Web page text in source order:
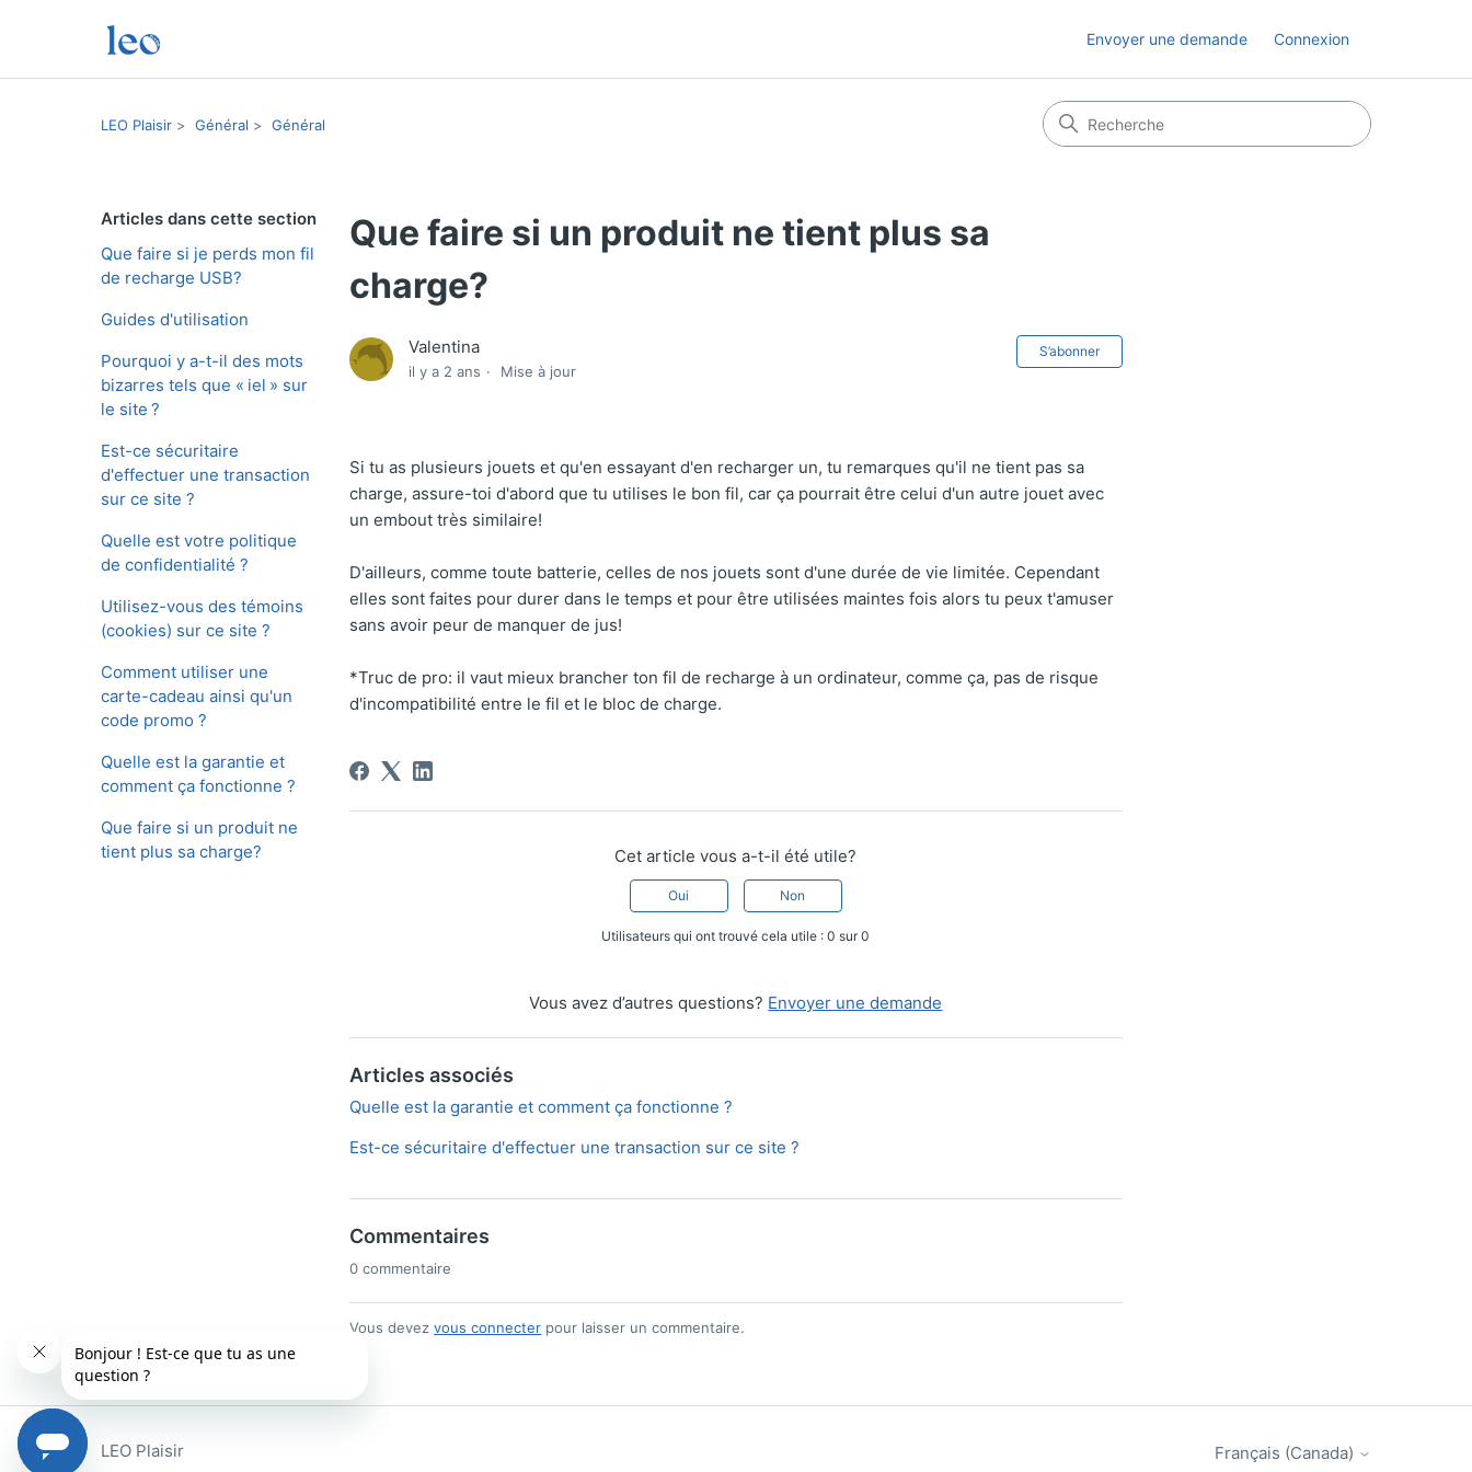
Envoyer une demande Connexion
LEO Plaisir Général Général
Articles dans cette section
Que faire si je perds mon fil
de recharge USB?
Guides d'utilisation
Pourquoi y a-t-il des mots
bizarres tels que « iel » sur
le site ?
Est-ce sécuritaire
d'effectuer une transaction
sur ce site ?
Quelle est votre politique
de confidentialité ?
Utilisez-vous des témoins
(cookies) sur ce site ?
Comment utiliser une
carte-cadeau ainsi qu'un
code promo ?
Quelle est la garantie et
comment ça fonctionne ?
Que faire si un produit ne
tient plus sa charge?
Que faire si un produit ne tient plus sa
charge?
Valentina
il y a 2 ans Mise à jour
S’abonner
Si tu as plusieurs jouets et qu'en essayant d'en recharger un, tu remarques qu'il ne tient pas sa
charge, assure-toi d'abord que tu utilises le bon fil, car ça pourrait être celui d'un autre jouet avec
un embout très similaire!
D'ailleurs, comme toute batterie, celles de nos jouets sont d'une durée de vie limitée. Cependant
elles sont faites pour durer dans le temps et pour être utilisées maintes fois alors tu peux t'amuser
sans avoir peur de manquer de jus!
*Truc de pro: il vaut mieux brancher ton fil de recharge à un ordinateur, comme ça, pas de risque
d'incompatibilité entre le fil et le bloc de charge.
Cet article vous a-t-il été utile?
Oui Non
Utilisateurs qui ont trouvé cela utile : 0 sur 0
Vous avez d’autres questions? Envoyer une demande
Articles associés
Quelle est la garantie et comment ça fonctionne ?
Est-ce sécuritaire d'effectuer une transaction sur ce site ?
Commentaires
0 commentaire
Vous devezvous connecter pour laisser un commentaire.
LEO Plaisir Français (Canada)